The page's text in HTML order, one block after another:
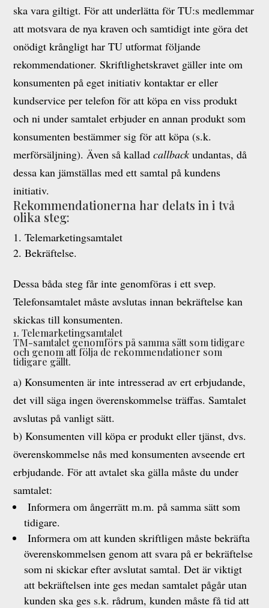
ska vara giltigt. För att underlätta för TU:s medlemmar
att motsvara de nya kraven och samtidigt inte göra det
onödigt krångligt har TU utformat följande
rekommendationer. Skriftlighetskravet gäller inte om
konsumenten på eget initiativ kontaktar er eller
kundservice per telefon för att köpa en viss produkt
och ni under samtalet erbjuder en annan produkt som
konsumenten bestämmer sig för att köpa (s.k.
merförsäljning). Även så kalladcallback undantas, då
dessa kan jämställas med ett samtal på kundens
initiativ.
Rekommendationerna har delats in i två
olika steg:
Telemarketingsamtalet
Bekräftelse.
Dessa båda steg får inte genomföras i ett svep.
Telefonsamtalet måste avslutas innan bekräftelse kan
skickas till konsumenten.
1. Telemarketingsamtalet
TM-samtalet genomförs på samma sätt som tidigare
och genom att följa de rekommendationer som
tidigare gällt.
a) Konsumenten är inte intresserad av ert erbjudande,
det vill säga ingen överenskommelse träffas. Samtalet
avslutas på vanligt sätt.
b) Konsumenten vill köpa er produkt eller tjänst, dvs.
överenskommelse nås med konsumenten avseende ert
erbjudande. För att avtalet ska gälla måste du under
samtalet:
Informera om ångerrätt m.m. på samma sätt som
tidigare.
Informera om att kunden skriftligen måste bekräfta
överenskommelsen genom att svara på er bekräftelse
som ni skickar efter avslutat samtal. Det är viktigt
att bekräftelsen inte ges medan samtalet pågår utan
kunden ska ges s.k. rådrum, kunden måste få tid att